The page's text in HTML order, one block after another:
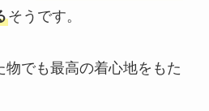
そうです。
物でも最高の着心地をもた